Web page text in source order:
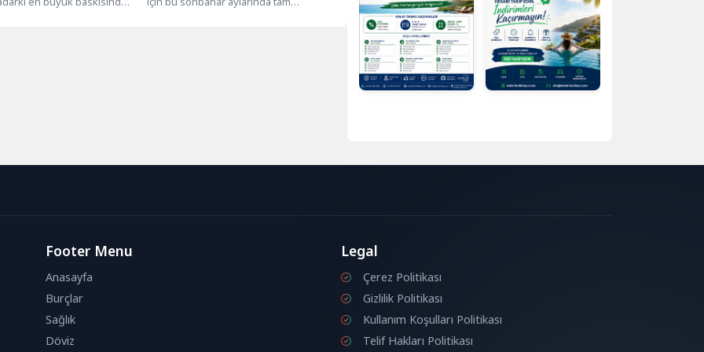
Footer Menu
Anasayfa
Burçlar
Sağlık
Döviz
Legal
Çerez Politikası
Gizlilik Politikası
Kullanım Koşulları Politikası
Telif Hakları Politikası